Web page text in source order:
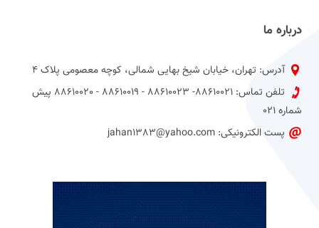
درباره ما
آدرس: تهران، خیابان شیخ بهایی شمالی، کوچه معصومی پلاک 4
تلفن تماس: 88610021- 88610023 - 88610019 - 88610020 پیش
شماره 021
پست الکترونیکی: jahan1383@yahoo.com